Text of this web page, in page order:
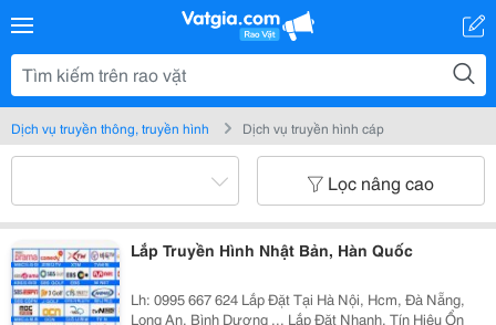
Dịch vụ truyền thông, truyền hình Dịch vụ truyền hình cáp
Lọc nâng cao
Lắp Truyền Hình Nhật Bản, Hàn Quốc
Lh: 0995 667 624 Lắp Đặt Tại Hà Nội, Hcm, Đà Nẵng,
Long An, Bình Dương ... Lắp Đặt Nhanh, Tín Hiệu Ổn